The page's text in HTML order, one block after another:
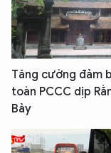
Tăng cường đảm
toàn PCCC dịp
Bảy